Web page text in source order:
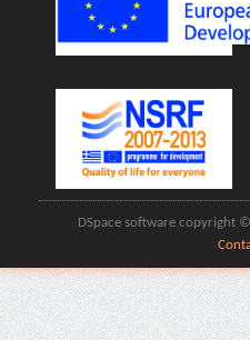
DSpace software copyright